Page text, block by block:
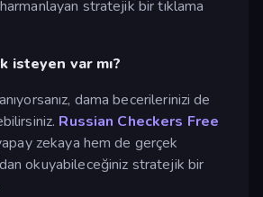
stratejik bir tıklama
isteyen var mı?
dama becerilerinizi de
Russian Checkers Free
zekaya hem de gerçek
okuyabileceğiniz stratejik bir